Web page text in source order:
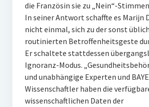
die Französin sie zu „Nein“-
In seiner Antwort schaffte es Marijn
nicht einmal, sich zu der sonst
routinierten Betroffenheitsgeste
Er schaltete stattdessen
Ignoranz-Modus.
und unabhängige Experten und
Wissenschaftler haben die
wissenschaftlichen Daten der